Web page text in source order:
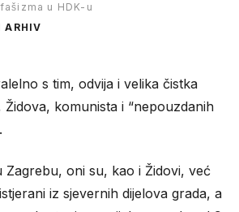
u HDK-u
ARHIV
s tim, odvija i velika čistka
komunista i “nepouzdanih
Zagrebu, oni su, kao i Židovi, već
iz sjevernih dijelova grada, a